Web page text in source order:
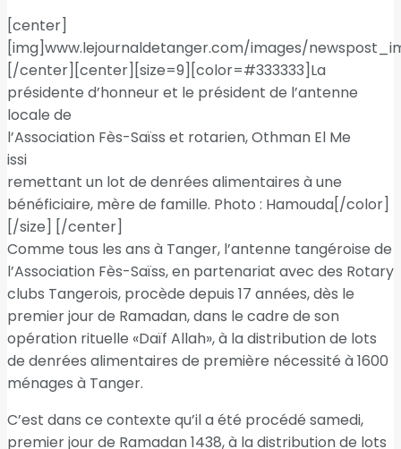
[center]
[img]www.lejournaldetanger.com/images/
[/center][center][size=9][color=#333333]La
présidente d’honneur et le président de l’antenne
locale de
l’Association Fès-Saïss et rotarien, Othman El Me
issi
remettant un lot de denrées alimentaires à une
bénéficiaire, mère de famille. Photo : Hamouda[/color]
[/size] [/center]
Comme tous les ans à Tanger, l’antenne tangéroise de
l’Association Fès-Saïss, en partenariat avec des Rotary
clubs Tangerois, procède depuis 17 années, dès le
premier jour de Ramadan, dans le cadre de son
opération rituelle «Daïf Allah», à la distribution de lots
de denrées alimentaires de première nécessité à 1600
ménages à Tanger.
C’est dans ce contexte qu’il a été procédé samedi,
premier jour de Ramadan 1438, à la distribution de lots